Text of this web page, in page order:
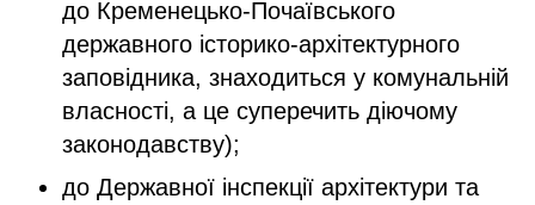
до Кременецько-Почаївського
державного історико-архітектурного
заповідника, знаходиться у комунальній
власності, а це суперечить діючому
законодавству);
до Державної інспекції архітектури та